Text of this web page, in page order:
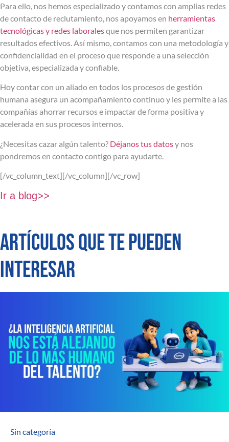
Para ello, nos hemos especializado y contamos con amplias redes
de contacto de reclutamiento, nos apoyamos en herramientas
tecnológicas y redes laboralesque nos permiten garantizar
resultados efectivos. Así mismo, contamos con una metodología y
confidencialidad en el proceso que responde a una selección
objetiva, especializada y confiable.
Hoy contar con un aliado en todos los procesos de gestión
humana asegura un acompañamiento continuo y les permite a las
compañías ahorrar recursos e impactar de forma positiva y
acelerada en sus procesos internos.
¿Necesitas cazar algún talento? Déjanos tus datosy nos
pondremos en contacto contigo para ayudarte.
[/vc_column_text][/vc_column][/vc_row]
Ir a blog>>
ARTÍCULOS QUE TE PUEDEN
INTERESAR
Sin categoría